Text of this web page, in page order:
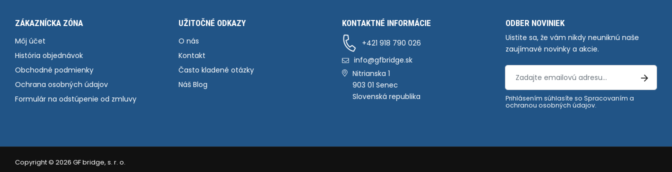
ZÁKAZNÍCKA ZÓNA
Môj účet
História objednávok
Obchodné podmienky
Ochrana osobných údajov
Formulár na odstúpenie od zmluvy
UŽITOČNÉ ODKAZY
O nás
Kontakt
Často kladené otázky
Náš Blog
KONTAKTNÉ INFORMÁCIE
+421 918 790 026
info@gfbridge.sk
Nitrianska 1
903 01 Senec
Slovenská republika
ODBER NOVINIEK
Uistite sa, že vám nikdy neuniknú naše
zaujímavé novinky a akcie.
Prihlásením súhlasíte so Spracovaním a
ochranou osobných údajov.
Copyright © 2026 GF bridge, s. r. o.